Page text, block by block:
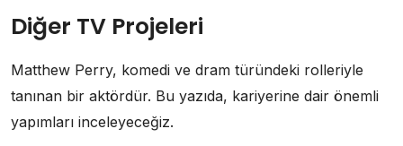
Diğer TV Projeleri
Matthew Perry, komedi ve dram türündeki rolleriyle
tanınan bir aktördür. Bu yazıda, kariyerine dair önemli
yapımları inceleyeceğiz.